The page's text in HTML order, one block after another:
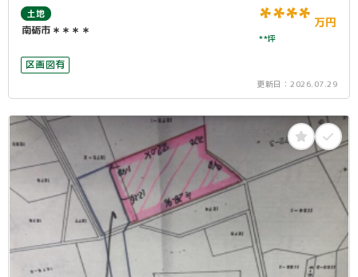
土地
南砺市＊＊＊＊ **** 万円
**坪
区画図有
更新日： 2026.07.29